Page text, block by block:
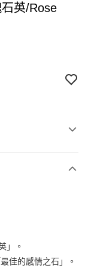
英/Rose
」。
佳的感情之石」。